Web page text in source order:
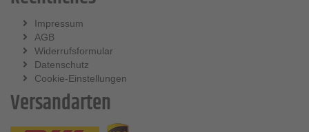
Impressum
AGB
Widerrufsformular
Datenschutz
Cookie-Einstellungen
Versandarten